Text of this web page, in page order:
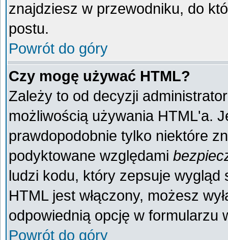
znajdziesz w przewodniku, do
postu.
Powrót do góry
Czy mogę używać HTML?
Zależy to od decyzji
możliwością używania HTML'a.
prawdopodobnie tylko niektóre
podyktowane względami
ludzi kodu, który zepsuje wygląd
HTML jest włączony, możesz
odpowiednią opcję w formularzu
Powrót do góry